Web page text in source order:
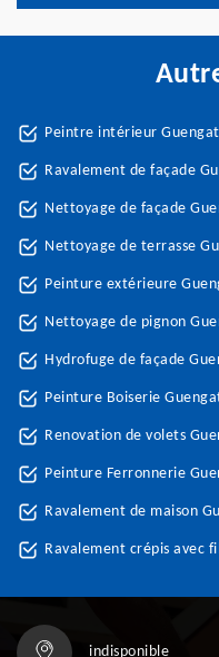
Peintre intérieur
Ravalement de façade
Nettoyage de façade
Nettoyage de terrasse
Peinture extérieure
Nettoyage de pignon
Hydrofuge de façade
Peinture Boiserie
Renovation de volets
Peinture Ferronnerie
Ravalement de maison
Ravalement crépis avec
indisponible